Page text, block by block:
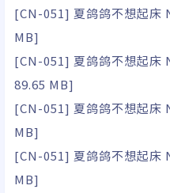
[CN-051] 夏鸽鸽不想起床
MB]
[CN-051] 夏鸽鸽不想起床
89.65 MB]
[CN-051] 夏鸽鸽不想起床
MB]
[CN-051] 夏鸽鸽不想起床
MB]